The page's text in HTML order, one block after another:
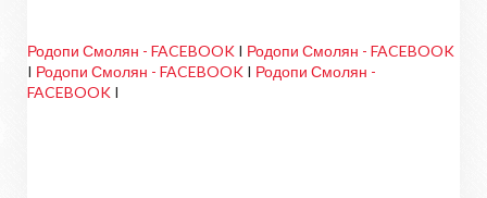
Родопи Смолян - FACEBOOK I Родопи Смолян - FACEBOOK
I Родопи Смолян - FACEBOOK I Родопи Смолян -
FACEBOOK I